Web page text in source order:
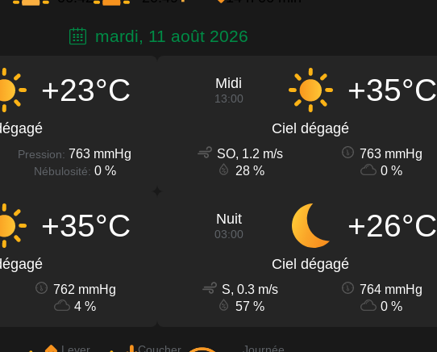
mardi, 11 août 2026
+23°C
Pression: 763 mmHg
Nébulosité: 0 %
Midi
13:00 +35°C
Ciel dégagé
SO, 1.2 m/s
763 mmHg
28 %
0 %
+35°C
762 mmHg
4 %
Nuit
03:00 +26°C
Ciel dégagé
S, 0.3 m/s
764 mmHg
57 %
0 %